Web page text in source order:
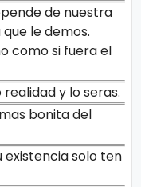
de nuestra
le demos.
como si fuera el
y lo seras.
bonita del
existencia solo ten